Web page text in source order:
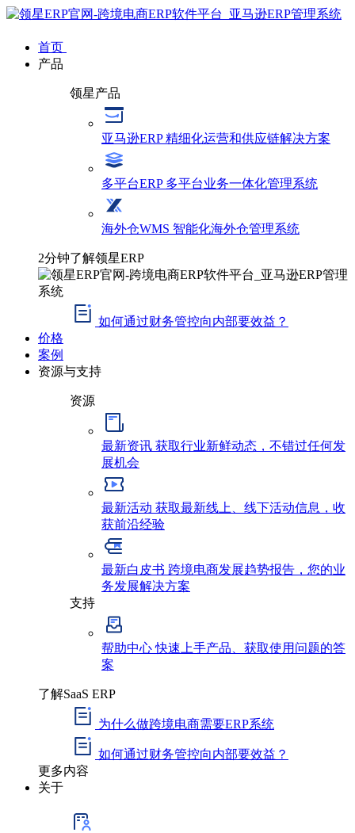
首页
产品
领星产品
亚马逊ERP精细化运营和供应链解决方案
多平台ERP 多平台业务一体化管理系统
海外仓WMS 智能化海外仓管理系统
2分钟了解领星ERP
如何通过财务管控向内部要效益？
价格
案例
资源与支持
资源
最新资讯 获取行业新鲜动态，不错过任何发
展机会
最新活动 获取最新线上、线下活动信息，收
获前沿经验
最新白皮书 跨境电商发展趋势报告，您的业
务发展解决方案
支持
帮助中心快速上手产品、获取使用问题的答
案
了解SaaS ERP
为什么做跨境电商需要ERP系统
如何通过财务管控向内部要效益？
更多内容
关于